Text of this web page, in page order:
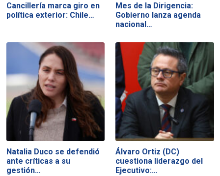
Cancillería marca giro en
política exterior: Chile…
Mes de la Dirigencia:
Gobierno lanza agenda
nacional…
Natalia Duco se defendió
ante críticas a su
gestión…
Álvaro Ortiz (DC)
cuestiona liderazgo del
Ejecutivo:…